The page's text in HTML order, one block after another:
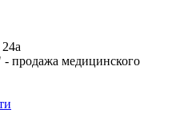
медицинского